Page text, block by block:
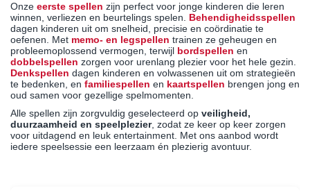
Onze eerste spellen zijn perfect voor jonge kinderen die leren
winnen, verliezen en beurtelings spelen. Behendigheidsspellen
dagen kinderen uit om snelheid, precisie en coördinatie te
oefenen. Met memo- en legspellen trainen ze geheugen en
probleemoplossend vermogen, terwijl bordspellen en
dobbelspellen zorgen voor urenlang plezier voor het hele gezin.
Denkspellen dagen kinderen en volwassenen uit om strategieën
te bedenken, en familiespellen en kaartspellen brengen jong en
oud samen voor gezellige spelmomenten.
Alle spellen zijn zorgvuldig geselecteerd op veiligheid,
duurzaamheid en speelplezier, zodat ze keer op keer zorgen
voor uitdagend en leuk entertainment. Met ons aanbod wordt
iedere speelsessie een leerzaam én plezierig avontuur.